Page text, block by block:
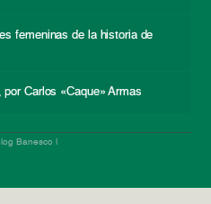
femeninas de la historia de
Carlos «Caque» Armas
Banesco |